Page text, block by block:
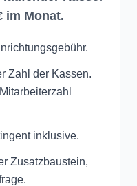
im Monat.
Zahl der Kassen.
inklusive.
Zusatzbaustein,